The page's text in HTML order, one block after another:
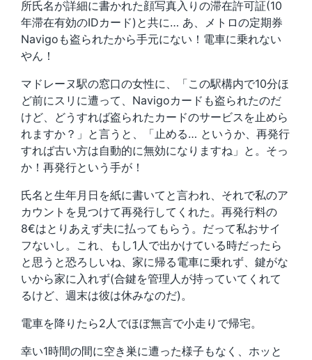
所氏名が詳細に書かれた顔写真入りの滞在許可証(10
年滞在有効のIDカード)と共に… あ、メトロの定期券
Navigoも盗られたから手元にない！電車に乗れない
やん！
マドレーヌ駅の窓口の女性に、「この駅構内で10分ほ
ど前にスリに遭って、Navigoカードも盗られたのだ
けど、どうすれば盗られたカードのサービスを止めら
れますか？」と言うと、「止める… というか、再発行
すれば古い方は自動的に無効になりますね」と。そっ
か！再発行という手が！
氏名と生年月日を紙に書いてと言われ、それで私のア
カウントを見つけて再発行してくれた。再発行料の
8€はとりあえず夫に払ってもらう。だって私おサイ
フないし。これ、もし1人で出かけている時だったら
と思うと恐ろしいね、家に帰る電車に乗れず、鍵がな
いから家に入れず(合鍵を管理人が持っていてくれて
るけど、週末は彼は休みなのだ)。
電車を降りたら2人でほぼ無言で小走りで帰宅。
幸い1時間の間に空き巣に遭った様子もなく、ホッと